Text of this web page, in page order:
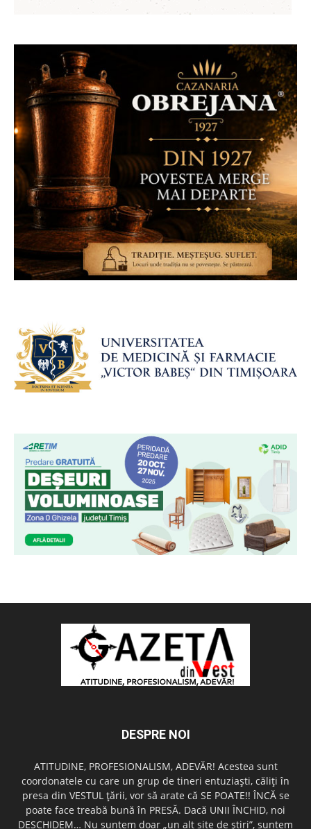
DESPRE NOI
ATITUDINE, PROFESIONALISM, ADEVĂR! Acestea sunt
coordonatele cu care un grup de tineri entuziaşti, căliţi în
presa din VESTUL ţării, vor să arate că SE POATE!! ÎNCĂ se
poate face treabă bună în PRESĂ. Dacă UNII ÎNCHID, noi
DESCHIDEM… Nu suntem doar „un alt site de ştiri”, suntem